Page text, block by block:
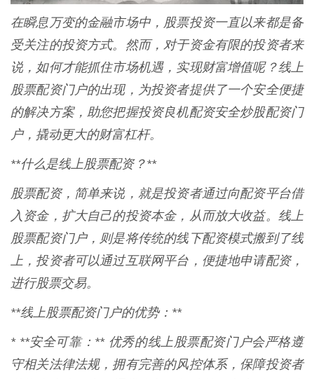
在瞬息万变的金融市场中，股票投资一直以来都是备
受关注的投资方式。然而，对于资金有限的投资者来
说，如何才能抓住市场机遇，实现财富增值呢？线上
股票配资门户的出现，为投资者提供了一个安全便捷
的解决方案，助您把握投资良机配资安全炒股配资门
户，撬动更大的财富杠杆。
**什么是线上股票配资？**
股票配资，简单来说，就是投资者通过向配资平台借
入资金，扩大自己的投资本金，从而放大收益。线上
股票配资门户，则是将传统的线下配资模式搬到了线
上，投资者可以通过互联网平台，便捷地申请配资，
进行股票交易。
**线上股票配资门户的优势：**
* **安全可靠：** 优秀的线上股票配资门户会严格遵
守相关法律法规，拥有完善的风控体系，保障投资者